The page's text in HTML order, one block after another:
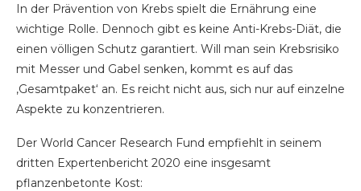
In der Prävention von Krebs spielt die Ernährung eine
wichtige Rolle. Dennoch gibt es keine Anti-Krebs-Diät, die
einen völligen Schutz garantiert. Will man sein Krebsrisiko
mit Messer und Gabel senken, kommt es auf das
‚Gesamtpaket‘ an. Es reicht nicht aus, sich nur auf einzelne
Aspekte zu konzentrieren.
Der World Cancer Research Fund empfiehlt in seinem
dritten Expertenbericht 2020 eine insgesamt
pflanzenbetonte Kost: